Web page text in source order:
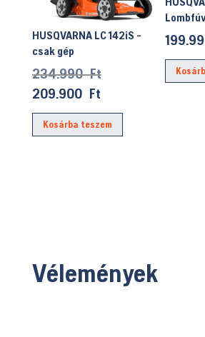
HUSQVARNA LC 142iS -
csak gép
234.990FtOriginal
was:
234.990 Ft.
209.900 FtCurrent
price
is:
Kosárba teszem
Vélemények